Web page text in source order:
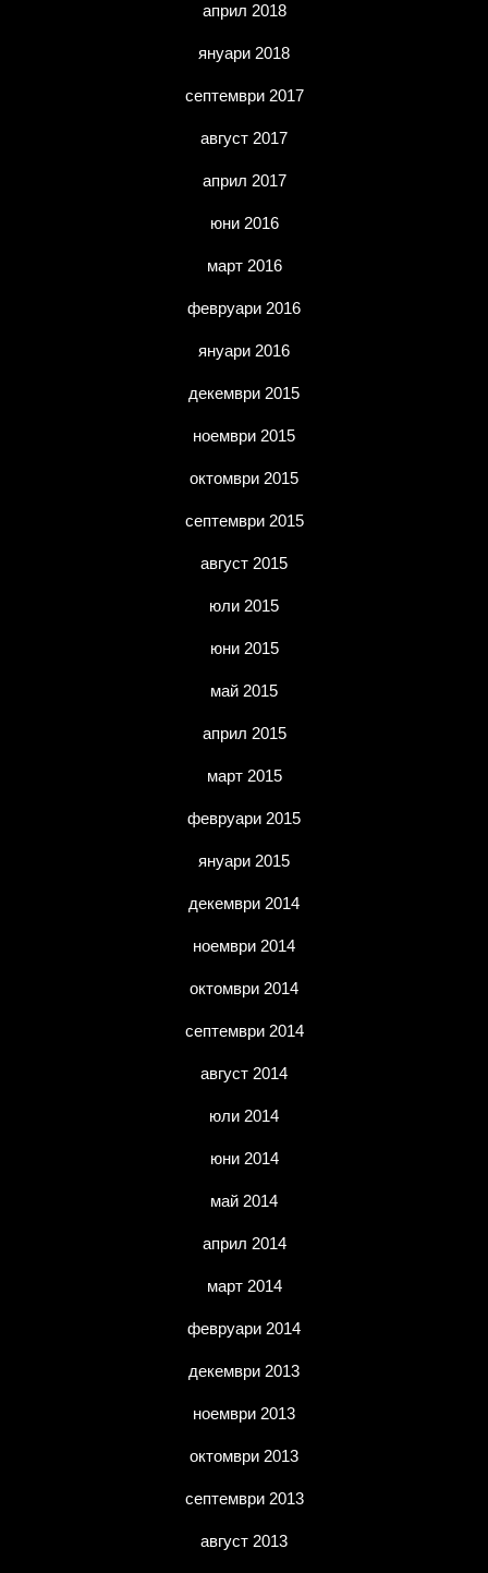
април 2018
януари 2018
септември 2017
август 2017
април 2017
юни 2016
март 2016
февруари 2016
януари 2016
декември 2015
ноември 2015
октомври 2015
септември 2015
август 2015
юли 2015
юни 2015
май 2015
април 2015
март 2015
февруари 2015
януари 2015
декември 2014
ноември 2014
октомври 2014
септември 2014
август 2014
юли 2014
юни 2014
май 2014
април 2014
март 2014
февруари 2014
декември 2013
ноември 2013
октомври 2013
септември 2013
август 2013